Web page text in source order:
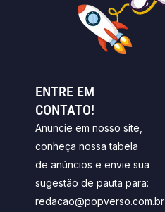
ENTRE EM
CONTATO!
Anuncie em nosso site,
conheça nossa tabela
de anúncios e envie sua
sugestão de pauta para:
redacao@popverso.com.br